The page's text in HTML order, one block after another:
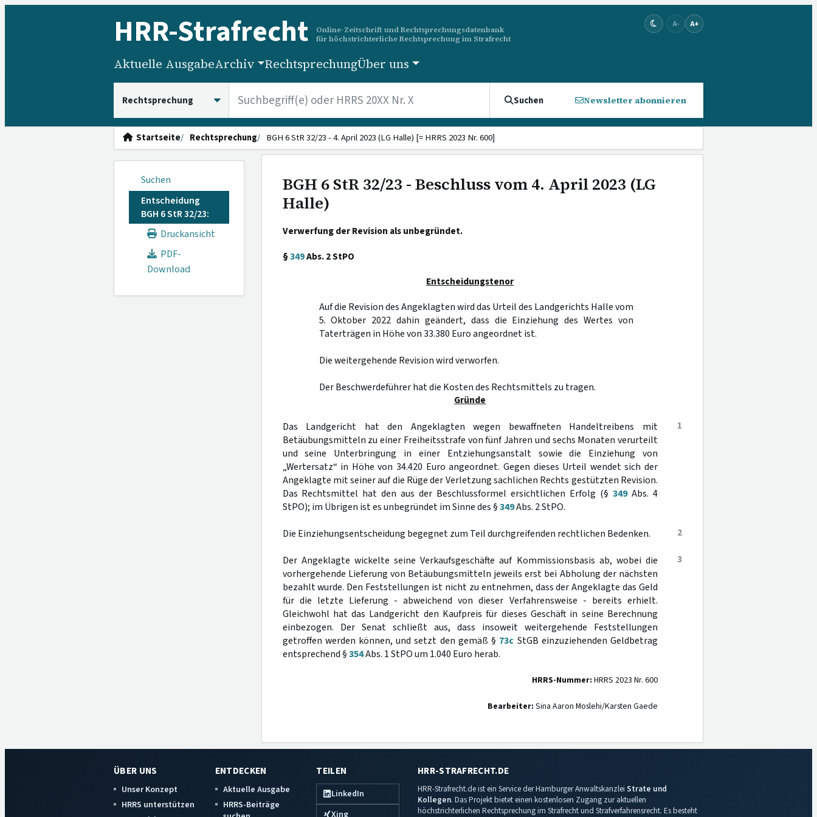
HRR-Strafrecht
Online-Zeitschrift und Rechtsprechungsdatenbank
für höchstrichterliche Rechtsprechung im Strafrecht
A- A+
Aktuelle AusgabeArchiv RechtsprechungÜber uns
Suchen Newsletter abonnieren
Startseite Rechtsprechung BGH 6 StR 32/23 - 4. April 2023 (LG Halle) [= HRRS 2023 Nr. 600]
Suchen
Entscheidung
BGH 6 StR 32/23:
Druckansicht
PDF-
Download
BGH 6 StR 32/23 - Beschluss vom 4. April 2023 (LG
Halle)
Verwerfung der Revision als unbegründet.
§349Abs. 2 StPO
Entscheidungstenor
Auf die Revision des Angeklagten wird das Urteil des Landgerichts Halle vom
5. Oktober 2022 dahin geändert, dass die Einziehung des Wertes von
Taterträgen in Höhe von 33.380 Euro angeordnet ist.
Die weitergehende Revision wird verworfen.
Der Beschwerdeführer hat die Kosten des Rechtsmittels zu tragen.
Gründe
1
Das Landgericht hat den Angeklagten wegen bewaffneten Handeltreibens mit
Betäubungsmitteln zu einer Freiheitsstrafe von fünf Jahren und sechs Monaten verurteilt
und seine Unterbringung in einer Entziehungsanstalt sowie die Einziehung von
„Wertersatz“ in Höhe von 34.420 Euro angeordnet. Gegen dieses Urteil wendet sich der
Angeklagte mit seiner auf die Rüge der Verletzung sachlichen Rechts gestützten Revision.
Das Rechtsmittel hat den aus der Beschlussformel ersichtlichen Erfolg (§349Abs. 4
StPO); im Übrigen ist es unbegründet im Sinne des §349Abs. 2 StPO.
2
Die Einziehungsentscheidung begegnet zum Teil durchgreifenden rechtlichen Bedenken.
3
Der Angeklagte wickelte seine Verkaufsgeschäfte auf Kommissionsbasis ab, wobei die
vorhergehende Lieferung von Betäubungsmitteln jeweils erst bei Abholung der nächsten
bezahlt wurde. Den Feststellungen ist nicht zu entnehmen, dass der Angeklagte das Geld
für die letzte Lieferung - abweichend von dieser Verfahrensweise - bereits erhielt.
Gleichwohl hat das Landgericht den Kaufpreis für dieses Geschäft in seine Berechnung
einbezogen. Der Senat schließt aus, dass insoweit weitergehende Feststellungen
getroffen werden können, und setzt den gemäß § 73c StGB einzuziehenden Geldbetrag
entsprechend §354Abs. 1 StPO um 1.040 Euro herab.
HRRS-Nummer: HRRS 2023 Nr. 600
Bearbeiter: Sina Aaron Moslehi/Karsten Gaede
ÜBER UNS
Unser Konzept
HRRS unterstützen
ENTDECKEN
Aktuelle Ausgabe
HRRS-Beiträge
TEILEN
LinkedIn
Xing
HRR-STRAFRECHT.DE
HRR-Strafrecht.de ist ein Service der Hamburger Anwaltskanzlei Strate und
Kollegen. Das Projekt bietet einen kostenlosen Zugang zur aktuellen
höchstrichterlichen Rechtsprechung im Strafrecht und Strafverfahrensrecht. Es besteht